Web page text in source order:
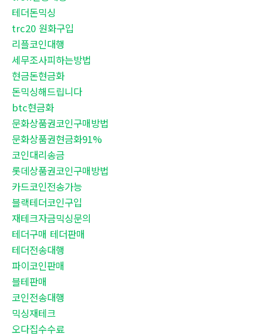
테더돈믹싱
trc20 원화구입
리플코인대행
세무조사피하는방법
현금돈현금화
돈믹싱해드립니다
btc현금화
문화상품권코인구매방법
문화상품권현금화91%
코인대리송금
롯데상품권코인구매방법
카드코인전송가능
블랙테더코인구입
재테크자금믹싱문의
테더구매 테더판매
테더전송대행
파이코인판매
블테판매
코인전송대행
믹싱재테크
오다집수수료